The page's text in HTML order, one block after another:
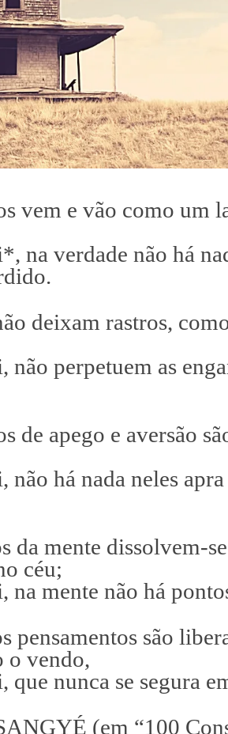
vem e vão como um
na verdade não há
deixam rastros,
não perpetuem as
de apego e aversão
não há nada neles
da mente dissolvem-
céu;
na mente não há
pensamentos são
o vendo,
nunca se segura
(em “100